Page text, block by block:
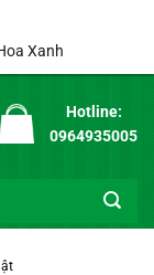
Xanh
Hotline:
0964935005